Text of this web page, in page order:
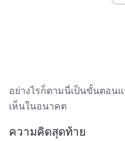
อย่างไรก็ตามนี่เป็นขั้นตอน
เห็นในอนาคต
ความคิดสุดท้าย